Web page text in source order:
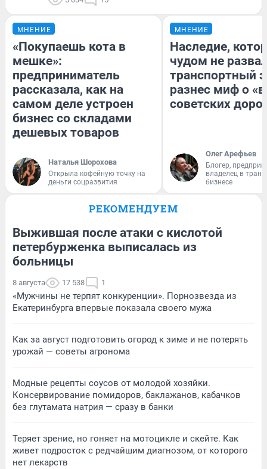
МНЕНИЕ
«Покупаешь кота в
мешке»:
предприниматель
рассказала, как на
самом деле устроен
бизнес со складами
дешевых товаров
Наталья Шорохова
Открыла кофейную точку на
деньги соцразвития
МНЕНИЕ
Наследие,
чудом не
транспортный
разнес миф о
советских
Олег Арефьев
Блогер,
владелец в
бизнесе
РЕКОМЕНДУЕМ
Выжившая после атаки с кислотой
петербурженка выписалась из
больницы
8 августа 17 538 1
«Мужчины не терпят конкуренции». Порнозвезда из
Екатеринбурга впервые показала своего мужа
Как за август подготовить огород к зиме и не потерять
урожай — советы агронома
Модные рецепты соусов от молодой хозяйки.
Консервирование помидоров, баклажанов, кабачков
без глутамата натрия — сразу в банки
Теряет зрение, но гоняет на мотоцикле и скейте. Как
живет подросток с редчайшим диагнозом, от которого
нет лекарств